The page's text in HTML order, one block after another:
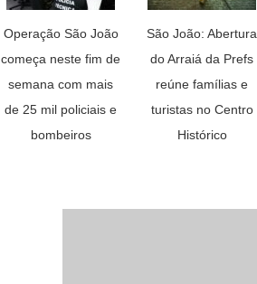
Operação São João
começa neste fim de
semana com mais
de 25 mil policiais e
bombeiros
São João: Abertura
do Arraiá da Prefs
reúne famílias e
turistas no Centro
Histórico